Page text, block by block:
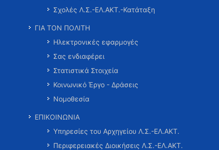
Σχολές Λ.Σ.-ΕΛ.ΑΚΤ.-Κατάταξη
ΓΙΑ ΤΟΝ ΠΟΛΙΤΗ
Ηλεκτρονικές εφαρμογές
Σας ενδιαφέρει
Στατιστικά Στοιχεία
Κοινωνικό Έργο - Δράσεις
Νομοθεσία
ΕΠΙΚΟΙΝΩΝΙΑ
Υπηρεσίες του Αρχηγείου Λ.Σ.-ΕΛ.ΑΚΤ.
Περιφερειακές Διοικήσεις Λ.Σ.-ΕΛ.ΑΚΤ.